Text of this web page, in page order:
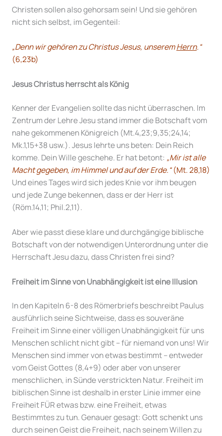
Christen sollen also gehorsam sein! Und sie gehören
nicht sich selbst, im Gegenteil:
„Denn wir gehören zu Christus Jesus, unseremHerrn.“
(6,23b)
Jesus Christus herrscht als König
Kenner der Evangelien sollte das nicht überraschen. Im
Zentrum der Lehre Jesu stand immer die Botschaft vom
nahe gekommenen Königreich (Mt.4,23;9,35;24,14;
Mk.1,15+38 usw.). Jesus lehrte uns beten: Dein Reich
komme. Dein Wille geschehe. Er hat betont: „Mir ist alle
Macht gegeben, im Himmel und auf der Erde.“(Mt. 28,18)
Und eines Tages wird sich jedes Knie vor ihm beugen
und jede Zunge bekennen, dass er der Herr ist
(Röm.14,11; Phil.2,11).
Aber wie passt diese klare und durchgängige biblische
Botschaft von der notwendigen Unterordnung unter die
Herrschaft Jesu dazu, dass Christen frei sind?
Freiheit im Sinne von Unabhängigkeit ist eine Illusion
In den Kapiteln 6-8 des Römerbriefs beschreibt Paulus
ausführlich seine Sichtweise, dass es souveräne
Freiheit im Sinne einer völligen Unabhängigkeit für uns
Menschen schlicht nicht gibt – für niemand von uns! Wir
Menschen sind immer von etwas bestimmt – entweder
vom Geist Gottes (8,4+9) oder aber von unserer
menschlichen, in Sünde verstrickten Natur. Freiheit im
biblischen Sinne ist deshalb in erster Linie immer eine
Freiheit FÜR etwas bzw. eine Freiheit, etwas
Bestimmtes zu tun. Genauer gesagt: Gott schenkt uns
durch seinen Geist die Freiheit, nach seinem Willen zu